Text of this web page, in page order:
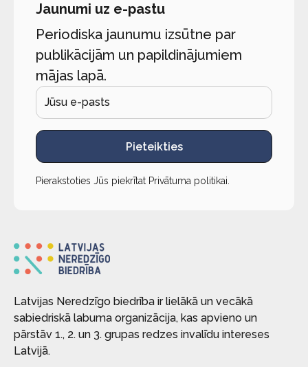
Jaunumi uz e-pastu
Periodiska jaunumu izsūtne par
publikācijām un papildinājumiem
mājas lapā.
Pieteikties
Pierakstoties Jūs piekrītat Privātuma politikai
Latvijas Neredzīgo biedrība ir lielākā un vecākā
sabiedriskā labuma organizācija, kas apvieno un
pārstāv 1., 2. un 3. grupas redzes invalīdu intereses
Latvijā.